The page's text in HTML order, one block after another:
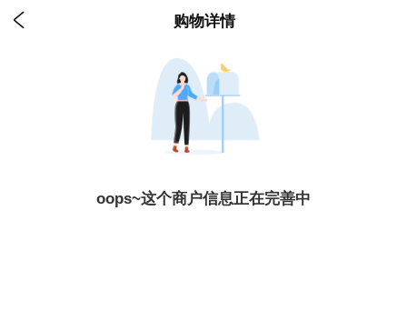
 购物详情
oops~这个商户信息正在完善中